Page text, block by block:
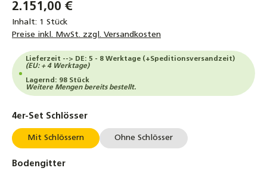
2.151,00 €
Inhalt: 1 Stück
Preise inkl. MwSt. zzgl. Versandkosten
Lieferzeit --> DE: 5 - 8 Werktage (+Speditionsversandzeit)
(EU: + 4 Werktage)
Lagernd: 98 Stück
Weitere Mengen bereits bestellt.
4er-Set Schlösserauswählen
Mit Schlössern Ohne Schlösser
Bodengitterauswählen